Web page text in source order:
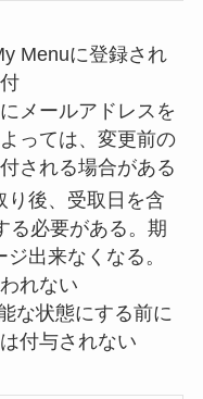
Menuに登録され
メールアドレスを
っては、変更前の
される場合がある
り後、受取日を含
る必要がある。期
出来なくなる。
れない
な状態にする前に
付与されない